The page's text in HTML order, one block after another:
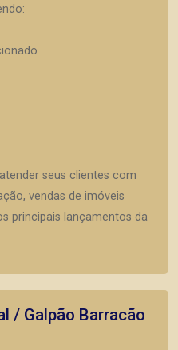
seus clientes com
vendas de imóveis
principais lançamentos da
/ Galpão Barracão